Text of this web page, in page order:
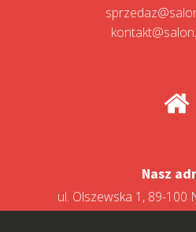
Nasz
ul. Olszewska 1, 89-100